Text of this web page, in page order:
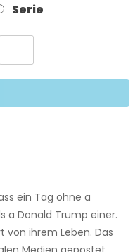
Serie
ein Tag ohne a
a Donald Trump einer.
von ihrem Leben. Das